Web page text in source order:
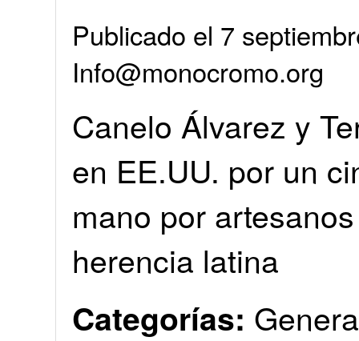
Publicado el 7
Info@monocromo.org
Canelo Álvarez y
en EE.UU. por un
mano por
herencia latina
Categorías: